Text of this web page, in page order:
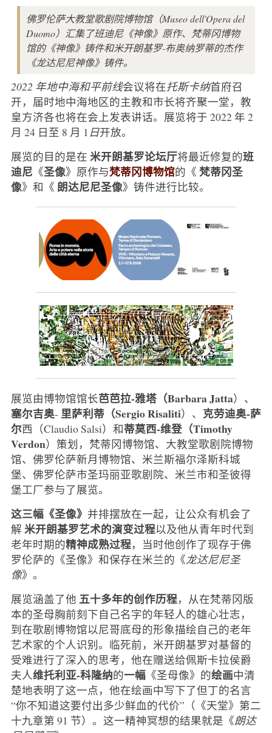
佛罗伦萨大教堂歌剧院博物馆（Museo dell'Opera del
Duomo）汇集了班迪尼《神像》原作、梵蒂冈博物
馆的《神像》铸件和米开朗基罗-布奥纳罗蒂的杰作
《龙达尼尼神像》铸件。
2022 年地中海和平前线会议将在托斯卡纳首府召
开，届时地中海地区的主教和市长将齐聚一堂，教
皇方济各也将在会上发表讲话。展览将于 2022 年 2
月 24 日至 8 月 1 日开放。
展览的目的是在 米开朗基罗论坛厅将最近修复的班
迪尼 《圣像》原作与梵蒂冈博物馆的《 梵蒂冈圣
像》和《 朗达尼尼圣像》铸件进行比较。
展览由博物馆馆长芭芭拉-雅塔（Barbara Jatta）、
塞尔吉奥- 里萨利蒂（Sergio Risaliti）、 克劳迪奥-萨
尔西（Claudio Salsi）和蒂莫西-维登（Timothy
Verdon）策划，梵蒂冈博物馆、大教堂歌剧院博物
馆、佛罗伦萨新月博物馆、米兰斯福尔泽斯科城
堡、佛罗伦萨市圣玛丽亚歌剧院、米兰市和圣彼得
堡工厂参与了展览。
这三幅《圣像》 并排摆放在一起，让公众有机会了
解 米开朗基罗艺术的演变过程以及他从青年时代到
老年时期的精神成熟过程，当时他创作了现存于佛
罗伦萨的《圣像》和保存在米兰的《龙达尼尼圣
像》。
展览涵盖了他 五十多年的创作历程，从在梵蒂冈版
本的圣母胸前刻下自己名字的年轻人的雄心壮志，
到在歌剧博物馆以尼哥底母的形象描绘自己的老年
艺术家的个人识别。临死前，米开朗基罗对基督的
受难进行了深入的思考，他在赠送给佩斯卡拉侯爵
夫人维托利亚-科隆纳的一幅《圣母像》的绘画中清
楚地表明了这一点，他在绘画中写下了但丁的名言
“你不知道这要付出多少鲜血的代价”（《天堂》第二
十九章第 91 节）。这一精神冥想的结果就是《朗达